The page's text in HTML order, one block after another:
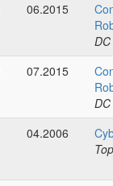
06.2015
07.2015
04.2006